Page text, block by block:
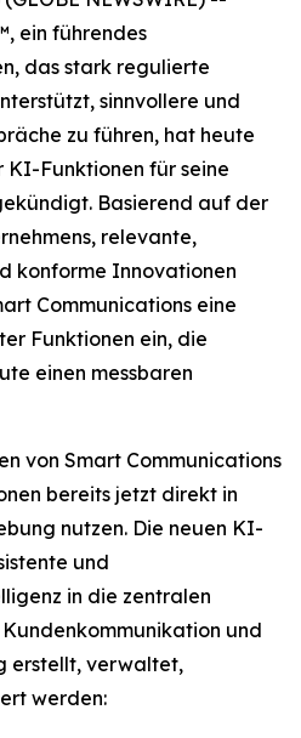
ein führendes
das stark regulierte
sinnvollere und
zu führen, hat heute
KI-Funktionen für seine
Basierend auf der
relevante,
konforme Innovationen
Communications eine
Funktionen ein, die
einen messbaren
von Smart Communications
bereits jetzt direkt in
nutzen. Die neuen KI-
und
in die zentralen
und
erstellt, verwaltet,
werden: